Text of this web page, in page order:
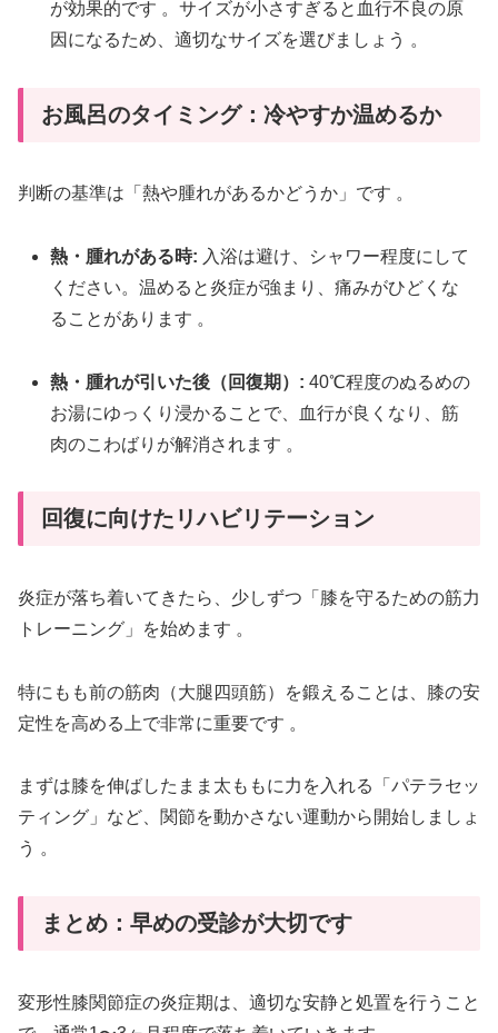
が効果的です 。サイズが小さすぎると血行不良の原
因になるため、適切なサイズを選びましょう 。
お風呂のタイミング：冷やすか温めるか
判断の基準は「熱や腫れがあるかどうか」です 。
熱・腫れがある時: 入浴は避け、シャワー程度にして
ください。温めると炎症が強まり、痛みがひどくな
ることがあります 。
熱・腫れが引いた後（回復期）: 40℃程度のぬるめの
お湯にゆっくり浸かることで、血行が良くなり、筋
肉のこわばりが解消されます 。
回復に向けたリハビリテーション
炎症が落ち着いてきたら、少しずつ「膝を守るための筋力
トレーニング」を始めます 。
特にもも前の筋肉（大腿四頭筋）を鍛えることは、膝の安
定性を高める上で非常に重要です 。
まずは膝を伸ばしたまま太ももに力を入れる「パテラセッ
ティング」など、関節を動かさない運動から開始しましょ
う 。
まとめ：早めの受診が大切です
変形性膝関節症の炎症期は、適切な安静と処置を行うこと